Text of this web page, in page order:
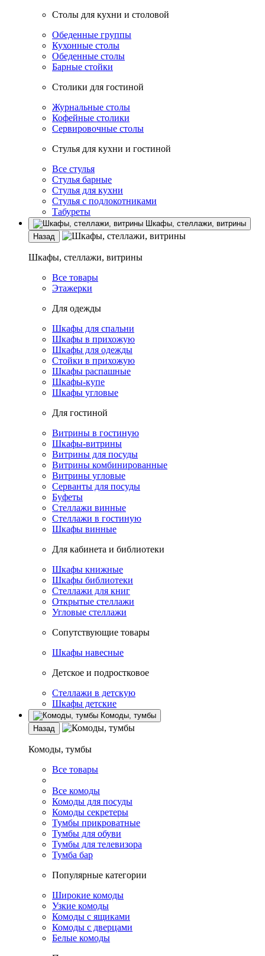
Столы для кухни и столовой
Обеденные группы
Кухонные столы
Обеденные столы
Барные стойки
Столики для гостиной
Журнальные столы
Кофейные столики
Сервировочные столы
Стулья для кухни и гостиной
Все стулья
Стулья барные
Стулья для кухни
Стулья с подлокотниками
Табуреты
Шкафы, стеллажи, витрины
Назад
Шкафы, стеллажи, витрины
Все товары
Этажерки
Для одежды
Шкафы для спальни
Шкафы в прихожую
Шкафы для одежды
Стойки в прихожую
Шкафы распашные
Шкафы-купе
Шкафы угловые
Для гостиной
Витрины в гостиную
Шкафы-витрины
Витрины для посуды
Витрины комбинированные
Витрины угловые
Серванты для посуды
Буфеты
Стеллажи винные
Стеллажи в гостиную
Шкафы винные
Для кабинета и библиотеки
Шкафы книжные
Шкафы библиотеки
Стеллажи для книг
Открытые стеллажи
Угловые стеллажи
Сопутствующие товары
Шкафы навесные
Детское и подростковое
Стеллажи в детскую
Шкафы детские
Комоды, тумбы
Назад
Комоды, тумбы
Все товары
Все комоды
Комоды для посуды
Комоды секретеры
Тумбы прикроватные
Тумбы для обуви
Тумбы для телевизора
Тумба бар
Популярные категории
Широкие комоды
Узкие комоды
Комоды с ящиками
Комоды с дверцами
Белые комоды